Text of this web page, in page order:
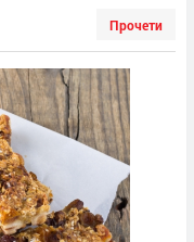
Прочети